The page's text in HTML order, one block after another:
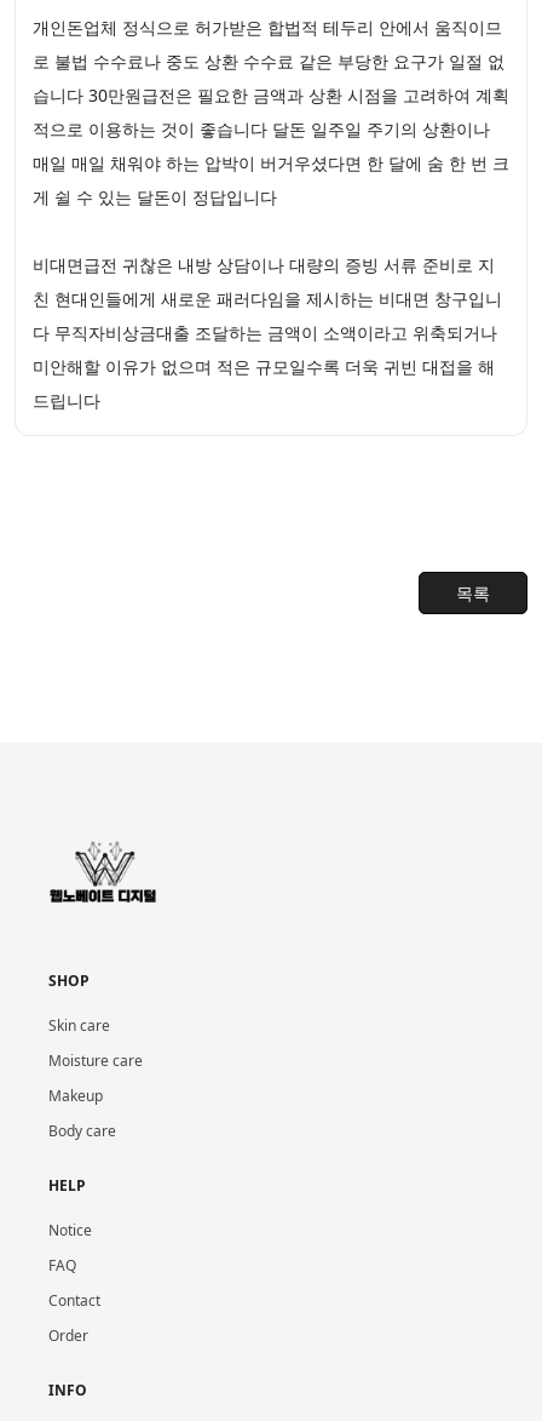
개인돈업체 정식으로 허가받은 합법적 테두리 안에서 움직이므
로 불법 수수료나 중도 상환 수수료 같은 부당한 요구가 일절 없
습니다 30만원급전은 필요한 금액과 상환 시점을 고려하여 계획
적으로 이용하는 것이 좋습니다 달돈 일주일 주기의 상환이나
매일 매일 채워야 하는 압박이 버거우셨다면 한 달에 숨 한 번 크
게 쉴 수 있는 달돈이 정답입니다
비대면급전 귀찮은 내방 상담이나 대량의 증빙 서류 준비로 지
친 현대인들에게 새로운 패러다임을 제시하는 비대면 창구입니
다 무직자비상금대출 조달하는 금액이 소액이라고 위축되거나
미안해할 이유가 없으며 적은 규모일수록 더욱 귀빈 대접을 해
드립니다
목록
SHOP
Skin care
Moisture care
Makeup
Body care
HELP
Notice
FAQ
Contact
Order
INFO